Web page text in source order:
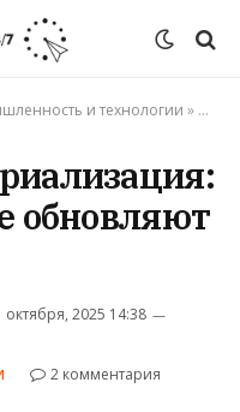
и технологии »
обновляют
октября, 2025 14:38
2 комментария